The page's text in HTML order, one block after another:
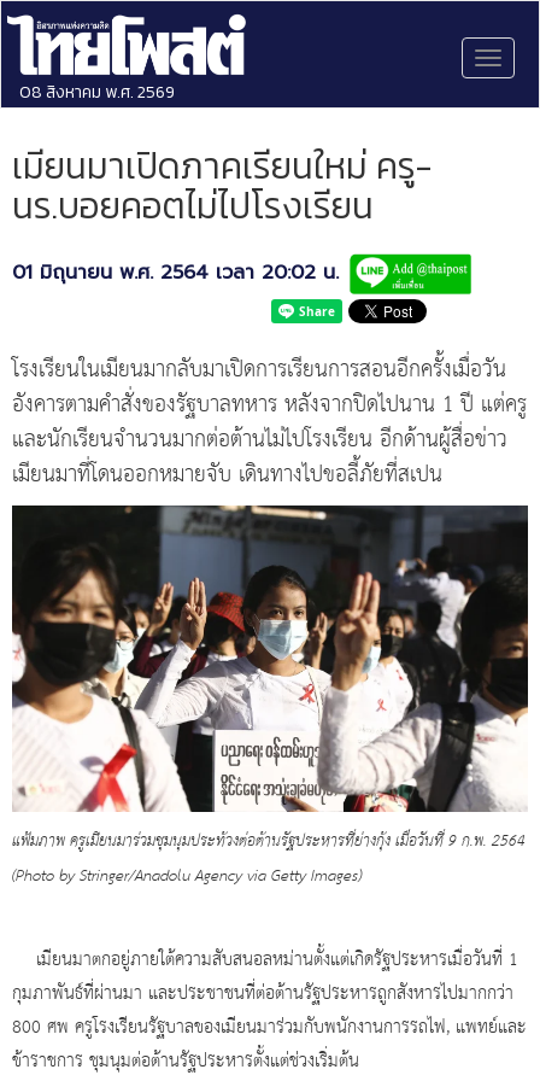
08 สิงหาคม พ.ศ. 2569
เมียนมาเปิดภาคเรียนใหม่ ครู-
นร.บอยคอตไม่ไปโรงเรียน
01 มิถุนายน พ.ศ. 2564 เวลา 20:02 น.
โรงเรียนในเมียนมากลับมาเปิดการเรียนการสอนอีกครั้งเมื่อวัน
อังคารตามคำสั่งของรัฐบาลทหาร หลังจากปิดไปนาน 1 ปี แต่ครู
และนักเรียนจำนวนมากต่อต้านไม่ไปโรงเรียน อีกด้านผู้สื่อข่าว
เมียนมาที่โดนออกหมายจับ เดินทางไปขอลี้ภัยที่สเปน
แฟ้มภาพ ครูเมียนมาร่วมชุมนุมประท้วงต่อต้านรัฐประหารที่ย่างกุ้ง เมื่อวันที่ 9 ก.พ. 2564
(Photo by Stringer/Anadolu Agency via Getty Images)
เมียนมาตกอยู่ภายใต้ความสับสนอลหม่านตั้งแต่เกิดรัฐประหารเมื่อวันที่ 1
กุมภาพันธ์ที่ผ่านมา และประชาชนที่ต่อต้านรัฐประหารถูกสังหารไปมากกว่า
800 ศพ ครูโรงเรียนรัฐบาลของเมียนมาร่วมกับพนักงานการรถไฟ, แพทย์และ
ข้าราชการ ชุมนุมต่อต้านรัฐประหารตั้งแต่ช่วงเริ่มต้น